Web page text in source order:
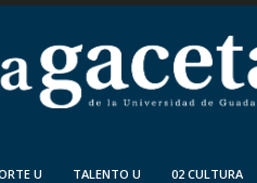
U TALENTO U 02 CULTURA